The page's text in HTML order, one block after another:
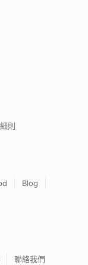
則
Blog
聯絡我們